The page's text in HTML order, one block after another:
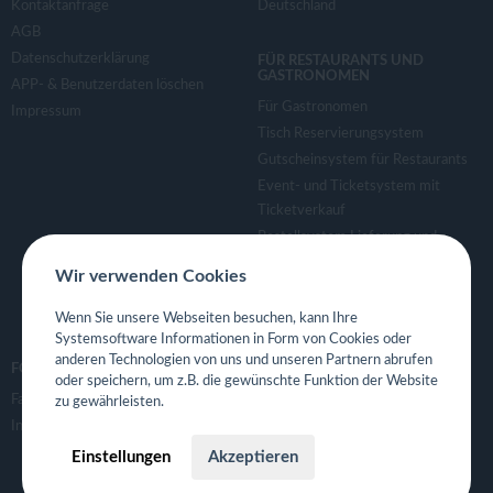
Kontaktanfrage
AGB
Datenschutzerklärung
APP- & Benutzerdaten löschen
Impressum
Deutschland
FÜR RESTAURANTS UND
GASTRONOMEN
Für Gastronomen
Tisch Reservierungsystem
Gutscheinsystem für Restaurants
Event- und Ticketsystem mit
Ticketverkauf
Bestellsystem Lieferung und
Eigene App für Restaurant
FOLGE UNS
Facebook
Instagram
Wir verwenden Cookies
Wenn Sie unsere Webseiten besuchen, kann Ihre
Systemsoftware Informationen in Form von Cookies oder
anderen Technologien von uns und unseren Partnern abrufen
oder speichern, um z.B. die gewünschte Funktion der Website
zu gewährleisten.
Einstellungen Akzeptieren